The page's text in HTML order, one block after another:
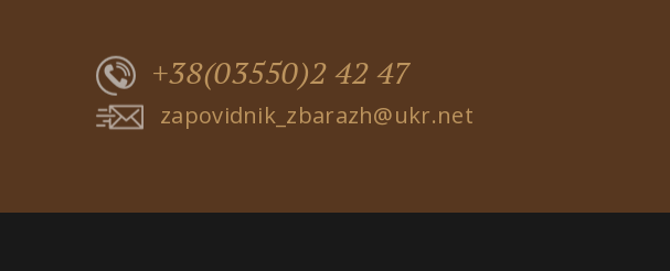
+38(03550)2 42 47
zapovidnik_zbarazh@ukr.net